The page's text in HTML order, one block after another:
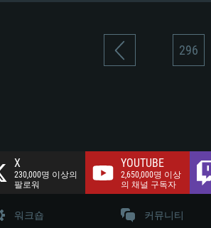
296
X
230,000명 이상의
팔로워
YOUTUBE
2,650,000명 이상
의 채널 구독자
워크숍
커뮤니티